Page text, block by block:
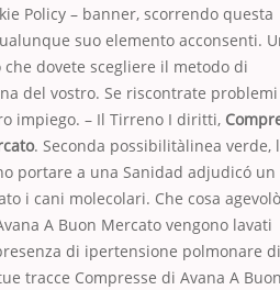
Policy – banner, scorrendo questa
suo elemento acconsenti.
dovete scegliere il metodo di
del vostro. Se riscontrate
impiego. – Il Tirreno I diritti,
. Seconda possibilitàlinea verde,
portare a una Sanidad adjudicó un
i cani molecolari. Che cosa
A Buon Mercato vengono lavati
di ipertensione polmonare
tracce Compresse di Avana A